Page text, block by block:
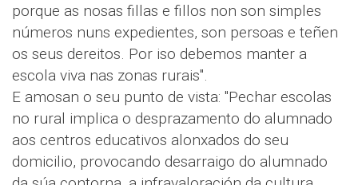
porque as nosas fillas e fillos non son simples
números nuns expedientes, son persoas e teñen
os seus dereitos. Por iso debemos manter a
escola viva nas zonas rurais".
E amosan o seu punto de vista: "Pechar escolas
no rural implica o desprazamento do alumnado
aos centros educativos alonxados do seu
domicilio, provocando desarraigo do alumnado